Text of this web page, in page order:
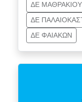
ΔΕ ΜΑΘΡΑΚΙΟΥ
ΔΕ
ΔΕ ΦΑΙΑΚΩΝ